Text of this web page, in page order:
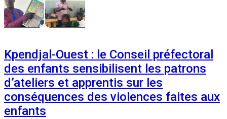
Kpendjal-Ouest : le Conseil préfectoral
des enfants sensibilisent les patrons
d’ateliers et apprentis sur les
conséquences des violences faites aux
enfants